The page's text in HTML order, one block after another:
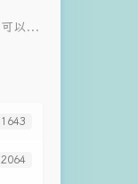
梨和开水真的不可以同用
1643
2064